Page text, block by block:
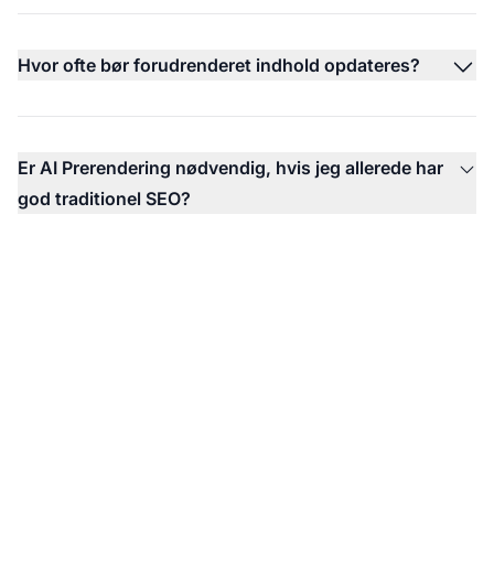
Hvor ofte bør forudrenderet indhold opdateres?
Er AI Prerendering nødvendig, hvis jeg allerede har
god traditionel SEO?